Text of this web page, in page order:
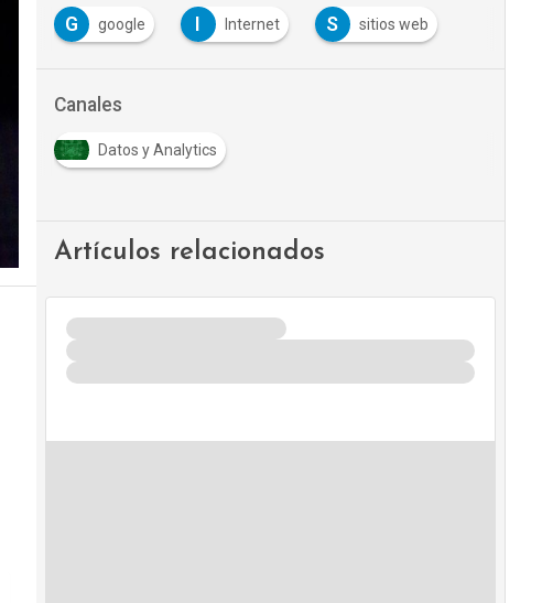
G google Internet S sitios web
Canales
Datos y Analytics
Artículos relacionados